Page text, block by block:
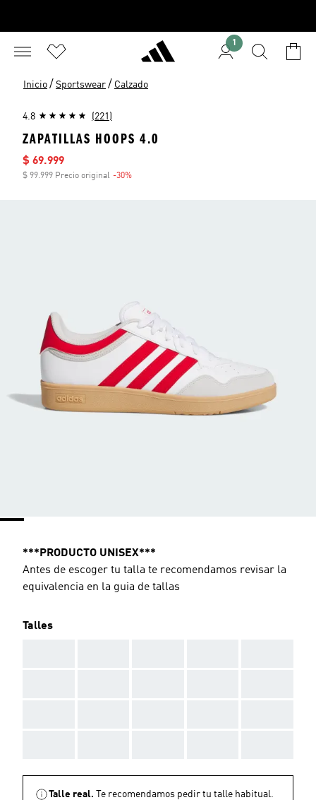
1
Inicio / Sportswear / Calzado
4.8 (221)
ZAPATILLAS HOOPS 4.0
Precio de venta
$ 69.999
$ 99.999 Precio original -30%
***PRODUCTO UNISEX***
Antes de escoger tu talla te recomendamos revisar la
equivalencia en la guia de tallas
Talles
Talle real. Te recomendamos pedir tu talle habitual.